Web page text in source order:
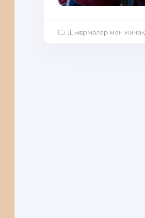
Шығармалар мен жинақ